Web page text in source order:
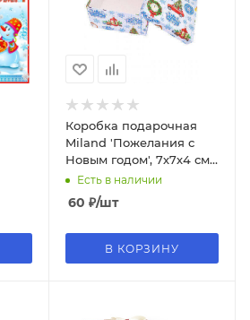
Коробка подарочная
Miland 'Пожелания с
Новым годом', 7х7х4 см.,
квадратная (Серия 5в1),
картон, 1291
Есть в наличии
60 ₽/шт
В КОРЗИНУ